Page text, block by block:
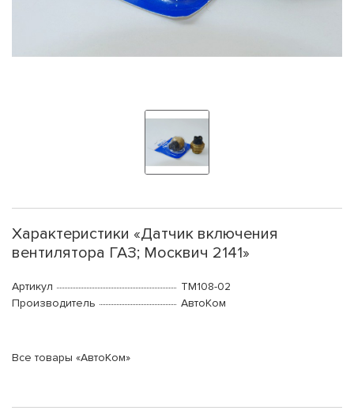
Характеристики «Датчик включения
вентилятора ГАЗ; Москвич 2141»
Артикул
ТМ108-02
Производитель
АвтоКом
Все товары «АвтоКом»